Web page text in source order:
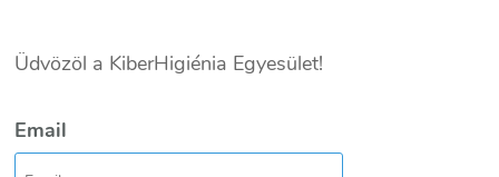
Üdvözöl a KiberHigiénia Egyesület!
Email